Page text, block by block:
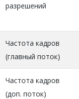
разрешений
Частота кадров
(главный поток)
Частота кадров
(доп. поток)